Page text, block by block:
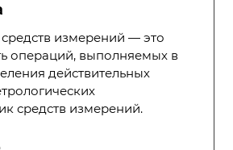
измерений — это
операций, выполняемых в
действительных
средств измерений.